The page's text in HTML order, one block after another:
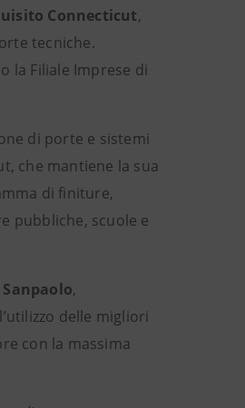
Connecticut,
tecniche.
la Filiale Imprese di
di porte e sistemi
che mantiene la sua
di finiture,
pubbliche, scuole e
,
delle migliori
con la massima